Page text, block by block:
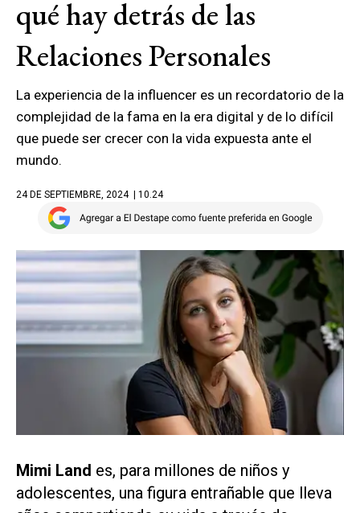
qué hay detrás de las
Relaciones Personales
La experiencia de la influencer es un recordatorio de la
complejidad de la fama en la era digital y de lo difícil
que puede ser crecer con la vida expuesta ante el
mundo.
24 DE SEPTIEMBRE, 2024 | 10.24
Mimi Land es, para millones de niños y
adolescentes, una figura entrañable que lleva